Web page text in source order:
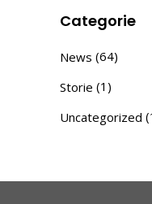
Categorie
News (64)
Storie (1)
Uncategorized